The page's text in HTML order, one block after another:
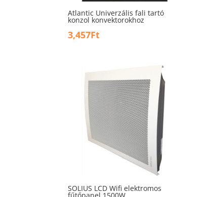
Atlantic Univerzális fali tartó
konzol konvektorokhoz
3,457Ft
SOLIUS LCD Wifi elektromos
fűtőpanel 1500W